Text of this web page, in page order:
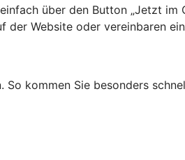
über den Button „Jetzt im
der Website oder vereinbaren
kommen Sie besonders